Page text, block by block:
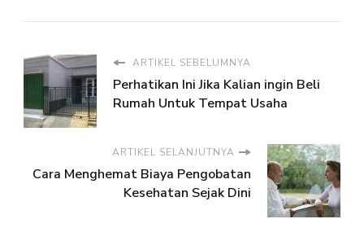
ARTIKEL SEBELUMNYA
Perhatikan Ini Jika Kalian ingin Beli
Rumah Untuk Tempat Usaha
ARTIKEL SELANJUTNYA
Cara Menghemat Biaya Pengobatan
Kesehatan Sejak Dini